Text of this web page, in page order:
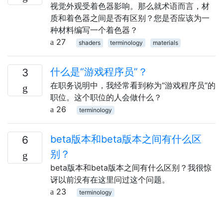
视觉外观受着色器影响。那么就术语而言，材
质和着色器之间是否有区别？您是否应该为一
种材料编写一个着色器？
27
shaders terminology materials
3 什么是“游戏程序员”？
在职务说明中，我经常看到称为“游戏程序员”的
职位。这个职位的人会做什么？
26
terminology
6
beta版本和beta版本之间有什么区
别？
beta版本和beta版本之间有什么区别？我很惊
讶以前没有在这里问过这个问题。
23
terminology